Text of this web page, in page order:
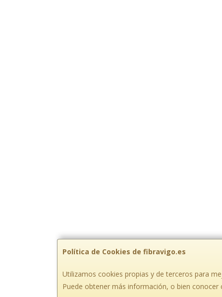
Política de Cookies de fibravigo.es
Utilizamos cookies propias y de terceros para
Puede obtener más información, o bien